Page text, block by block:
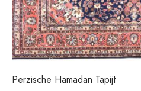
Perzische Hamadan Tapijt